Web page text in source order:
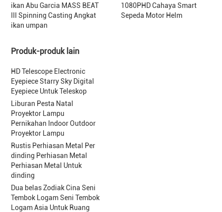
ikan Abu Garcia MASS BEAT
III Spinning Casting Angkat
ikan umpan
1080PHD Cahaya Smart
Sepeda Motor Helm
Produk-produk lain
HD Telescope Electronic
Eyepiece Starry Sky Digital
Eyepiece Untuk Teleskop
Liburan Pesta Natal
Proyektor Lampu
Pernikahan Indoor Outdoor
Proyektor Lampu
Rustis Perhiasan Metal Per
dinding Perhiasan Metal
Perhiasan Metal Untuk
dinding
Dua belas Zodiak Cina Seni
Tembok Logam Seni Tembok
Logam Asia Untuk Ruang